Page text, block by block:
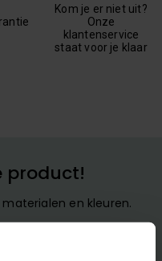
Kom je er niet uit?
Onze
klantenservice
staat voor je klaar
product!
en kleuren.
monsters